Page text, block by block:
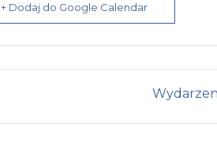
+ Dodaj do Google Calendar